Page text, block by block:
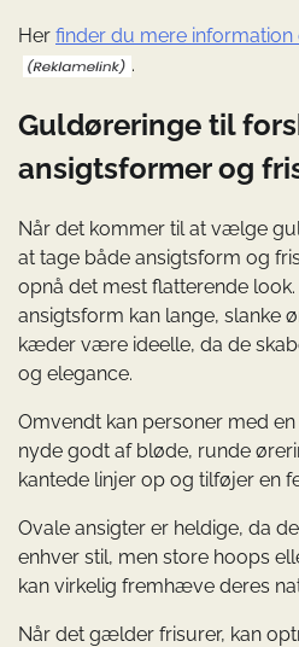
Her finder du mere
.
Guldøreringe til
ansigtsformer og
Når det kommer til at vælge
at tage både ansigtsform og
opnå det mest flatterende
ansigtsform kan lange, slanke
kæder være ideelle, da de
og elegance.
Omvendt kan personer med
nyde godt af bløde, runde
kantede linjer op og tilføjer en
Ovale ansigter er heldige, da
enhver stil, men store hoops
kan virkelig fremhæve deres
Når det gælder frisurer, kan